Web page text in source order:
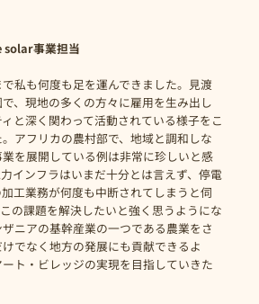
solar事業担当
私も何度も足を運んできました。見渡
、現地の多くの方々に雇用を生み出し
と深く関わって活動されている様子をこ
アフリカの農村部で、地域と調和しな
を展開している例は非常に珍しいと感
インフラはいまだ十分とは言えず、停電
工業務が何度も中断されてしまうと伺
の課題を解決したいと強く思うようにな
ニアの基幹産業の一つである農業をさ
でなく地方の発展にも貢献できるよ
ト・ビレッジの実現を目指していきた